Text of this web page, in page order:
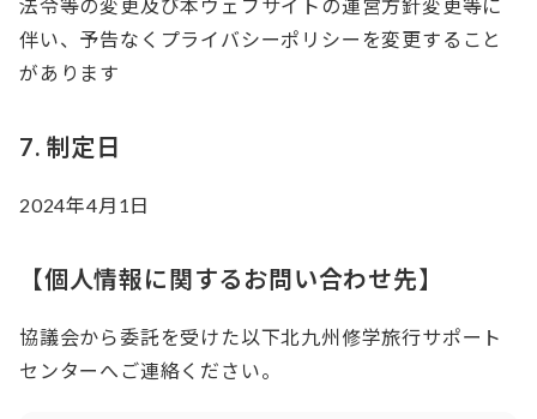
法令等の変更及び本ウェブサイトの運営方針変更等に
伴い、予告なくプライバシーポリシーを変更すること
があります
7. 制定日
2024年4月1日
【個人情報に関するお問い合わせ先】
協議会から委託を受けた以下北九州修学旅行サポート
センターへご連絡ください。